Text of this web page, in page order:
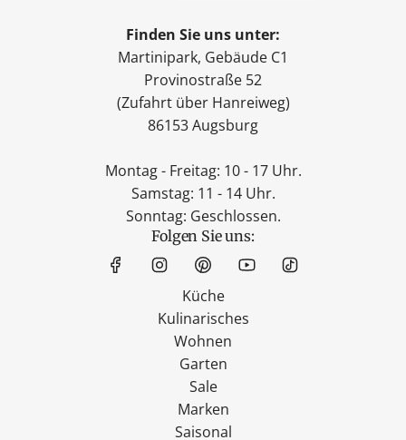
Finden Sie uns unter:
Martinipark, Gebäude C1
Provinostraße 52
(Zufahrt über Hanreiweg)
86153 Augsburg
Montag - Freitag: 10 - 17 Uhr.
Samstag: 11 - 14 Uhr.
Sonntag: Geschlossen.
Folgen Sie uns:
Küche
Kulinarisches
Wohnen
Garten
Sale
Marken
Saisonal